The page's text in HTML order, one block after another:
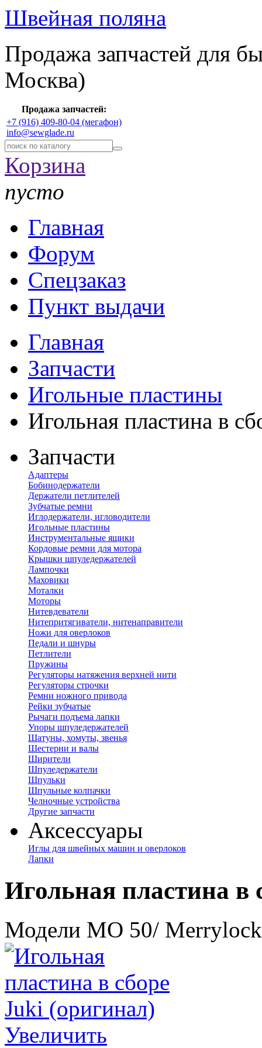
Швейная поляна
Продажа запчастей для
Москва)
Продажа запчастей:
+7 (916) 409-80-04 (мегафон)
info@sewglade.ru
Корзина
пусто
Главная
Форум
Спецзаказ
Пункт выдачи
Главная
Запчасти
Игольные пластины
Игольная пластина в
Запчасти
Адаптеры
Бобинодержатели
Держатели петлителей
Зубчатые ремни
Иглодержатели, игловодители
Игольные пластины
Инструментальные ящики
Кордовые ремни для мотора
Крышки шпуледержателей
Лампочки
Маховики
Моталки
Моторы
Нитевдеватели
Нитепритягиватели, нитенаправители
Ножи для оверлоков
Педали и шнуры
Петлители
Пружины
Регуляторы натяжения верхней нити
Регуляторы строчки
Ремни ножного привода
Рейки зубчатые
Рычаги подъема лапки
Упоры шпуледержателей
Шатуны, хомуты, звенья
Шестерни и валы
Ширители
Шпуледержатели
Шпульки
Шпульные колпачки
Челночные устройства
Другие запчасти
Аксессуары
Иглы для швейных машин и оверлоков
Лапки
Игольная пластина в
Модели MO 50/
Увеличить